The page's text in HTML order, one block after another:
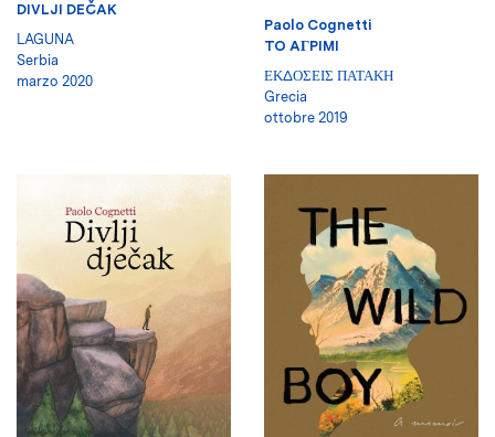
DIVLJI DEČAK
LAGUNA
Serbia
marzo 2020
Paolo Cognetti
TO AГPIMI
ΕΚΔΟΣΕΙΣ ΠΑΤΑΚΗ
Grecia
ottobre 2019